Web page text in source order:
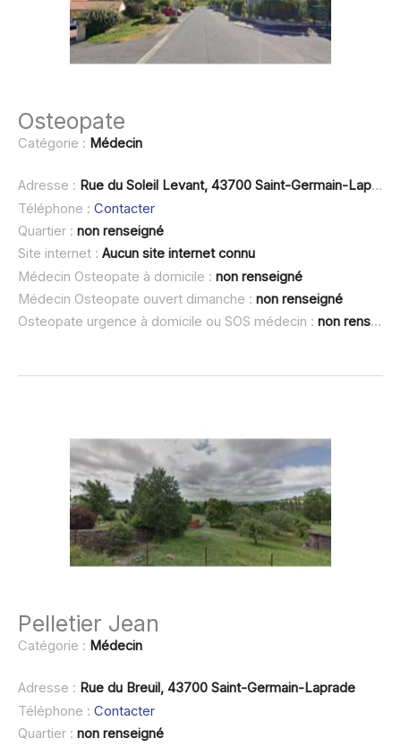
Osteopate
Catégorie : Médecin
Adresse : Rue du Soleil Levant, 43700 Saint-Germain-Laprade
Téléphone : Contacter
Quartier : non renseigné
Site internet : Aucun site internet connu
Médecin Osteopate à domicile : non renseigné
Médecin Osteopate ouvert dimanche : non renseigné
Osteopate urgence à domicile ou SOS médecin : non renseigné
Pelletier Jean
Catégorie : Médecin
Adresse : Rue du Breuil, 43700 Saint-Germain-Laprade
Téléphone : Contacter
Quartier : non renseigné